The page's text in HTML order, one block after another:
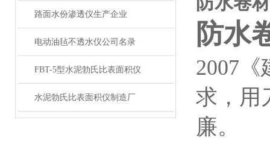
路面水份渗透仪生产企业
电动油毡不透水仪公司名录
FBT-5型水泥勃氏比表面积仪
水泥勃氏比表面积仪制造厂
防水
2007 《
求，用
廉。